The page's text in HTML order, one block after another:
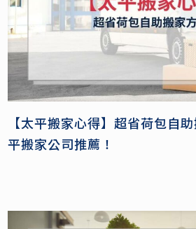
【太平搬家心得】超省荷包自
平搬家公司推薦！